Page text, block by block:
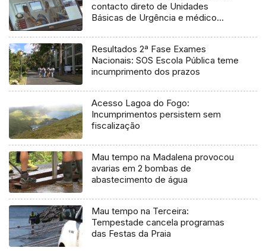
contacto direto de Unidades
Básicas de Urgência e médico
Resultados 2ª Fase Exames
Nacionais: SOS Escola Pública teme
incumprimento dos prazos
Acesso Lagoa do Fogo:
Incumprimentos persistem sem
fiscalização
Mau tempo na Madalena provocou
avarias em 2 bombas de
abastecimento de água
Mau tempo na Terceira:
Tempestade cancela programas
das Festas da Praia